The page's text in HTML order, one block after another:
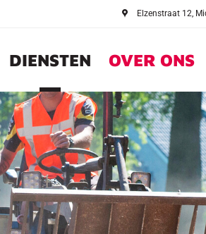
Elzenstraat 12,
DIENSTEN OVER ONS